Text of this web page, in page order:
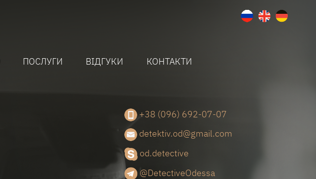
ПОСЛУГИ ВІДГУКИ КОНТАКТИ
+38 (096) 692-07-07
detektiv.od@gmail.com
od.detective
@DetectiveOdessa